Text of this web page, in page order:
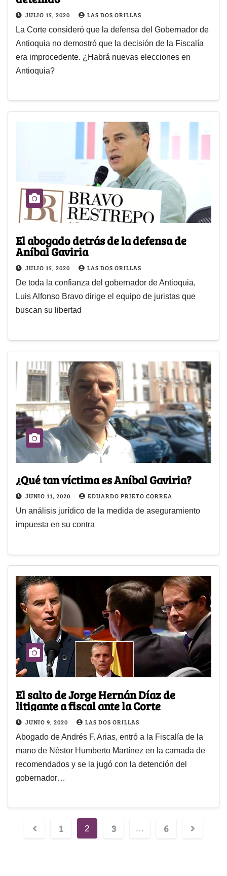
JULIO 15, 2020 LAS DOS ORILLAS
La Corte consideró que la defensa del Gobernador de
Antioquia no demostró que la decisión de la Fiscalía
era improcedente. ¿Habrá nuevas elecciones en
Antioquia?
El abogado detrás de la defensa de
Aníbal Gaviria
JULIO 15, 2020 LAS DOS ORILLAS
De toda la confianza del gobernador de Antioquia,
Luis Alfonso Bravo dirige el equipo de juristas que
buscan su libertad
¿Qué tan víctima es Aníbal Gaviria?
JUNIO 11, 2020 EDUARDO PRIETO CORREA
Un análisis jurídico de la medida de aseguramiento
impuesta en su contra
El salto de Jorge Hernán Díaz de
litigante a fiscal ante la Corte
JUNIO 9, 2020 LAS DOS ORILLAS
Abogado de Andrés F. Arias, entró a la Fiscalía de la
mano de Néstor Humberto Martínez en la camada de
recomendados y se la jugó con la detención del
gobernador…
1 2 3 … 6